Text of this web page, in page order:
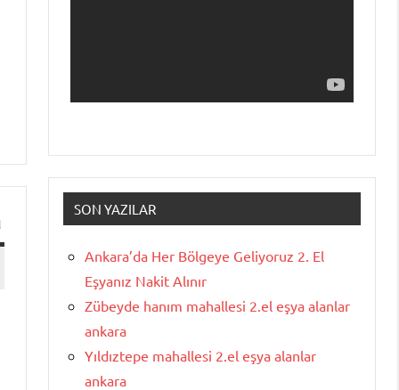
SON YAZILAR
Ankara’da Her Bölgeye Geliyoruz 2. El
Eşyanız Nakit Alınır
Zübeyde hanım mahallesi 2.el eşya alanlar
ankara
Yıldıztepe mahallesi 2.el eşya alanlar
ankara